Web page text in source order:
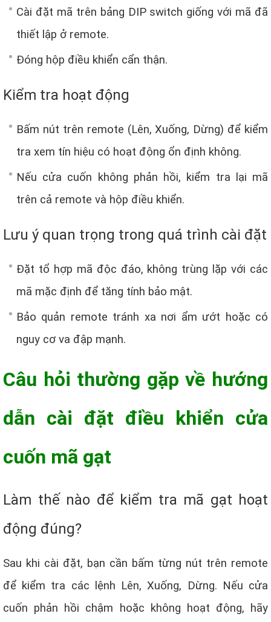
Cài đặt mã trên bảng DIP switch giống với mã đã
thiết lập ở remote.
Đóng hộp điều khiển cẩn thận.
Kiểm tra hoạt động
Bấm nút trên remote (Lên, Xuống, Dừng) để kiểm
tra xem tín hiệu có hoạt động ổn định không.
Nếu cửa cuốn không phản hồi, kiểm tra lại mã
trên cả remote và hộp điều khiển.
Lưu ý quan trọng trong quá trình cài đặt
Đặt tổ hợp mã độc đáo, không trùng lặp với các
mã mặc định để tăng tính bảo mật.
Bảo quản remote tránh xa nơi ẩm ướt hoặc có
nguy cơ va đập mạnh.
Câu hỏi thường gặp về hướng
dẫn cài đặt điều khiển cửa
cuốn mã gạt
Làm thế nào để kiểm tra mã gạt hoạt
động đúng?
Sau khi cài đặt, bạn cần bấm từng nút trên remote
để kiểm tra các lệnh Lên, Xuống, Dừng. Nếu cửa
cuốn phản hồi chậm hoặc không hoạt động, hãy